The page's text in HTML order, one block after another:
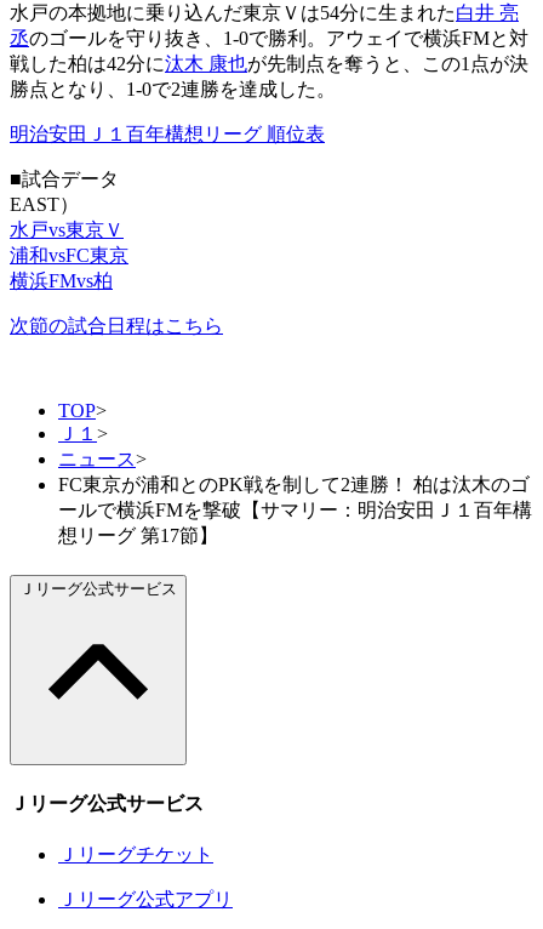
水戸の本拠地に乗り込んだ東京Ｖは54分に生まれた白井 亮
丞のゴールを守り抜き、1-0で勝利。アウェイで横浜FMと対
戦した柏は42分に汰木 康也が先制点を奪うと、この1点が決
勝点となり、1-0で2連勝を達成した。
明治安田Ｊ１百年構想リーグ 順位表
■試合データ
EAST）
水戸vs東京Ｖ
浦和vsFC東京
横浜FMvs柏
次節の試合日程はこちら
TOP>
Ｊ１ >
ニュース>
FC東京が浦和とのPK戦を制して2連勝！ 柏は汰木のゴ
ールで横浜FMを撃破【サマリー：明治安田Ｊ１百年構
想リーグ 第17節】
Ｊリーグ公式サービス
Ｊリーグ公式サービス
Ｊリーグチケット
Ｊリーグ公式アプリ